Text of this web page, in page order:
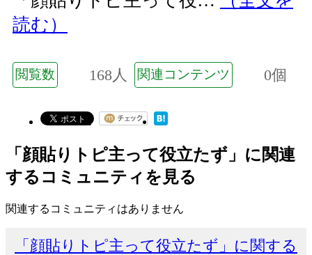
読む）
閲覧数 168人 関連コンテンツ 0個
「顔貼りトピ主って役立たず」に関連
するコミュニティを見る
関連するコミュニティはありません
「顔貼りトピ主って役立たず」に関する